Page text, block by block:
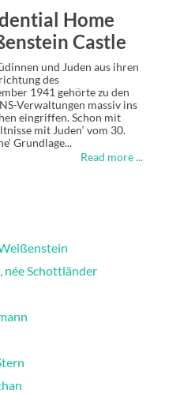
Home
Castle
und Juden aus ihren
des
1941 gehörte zu den
Verwaltungen massiv ins
eingriffen. Schon mit
mit Juden‘ vom 30.
Grundlage...
Read more ...
née Schottländer